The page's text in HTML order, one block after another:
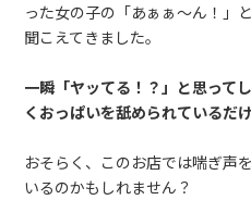
った女の子の「あぁぁ～ん！」
聞こえてきました。
一瞬「ヤッてる！？」と思って
くおっぱいを舐められているだ
おそらく、このお店では喘ぎ声
いるのかもしれません？